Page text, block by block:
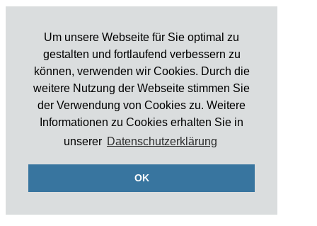
Um unsere Webseite für Sie optimal zu
gestalten und fortlaufend verbessern zu
können, verwenden wir Cookies. Durch die
weitere Nutzung der Webseite stimmen Sie
der Verwendung von Cookies zu. Weitere
Informationen zu Cookies erhalten Sie in
unserer Datenschutzerklärung
OK